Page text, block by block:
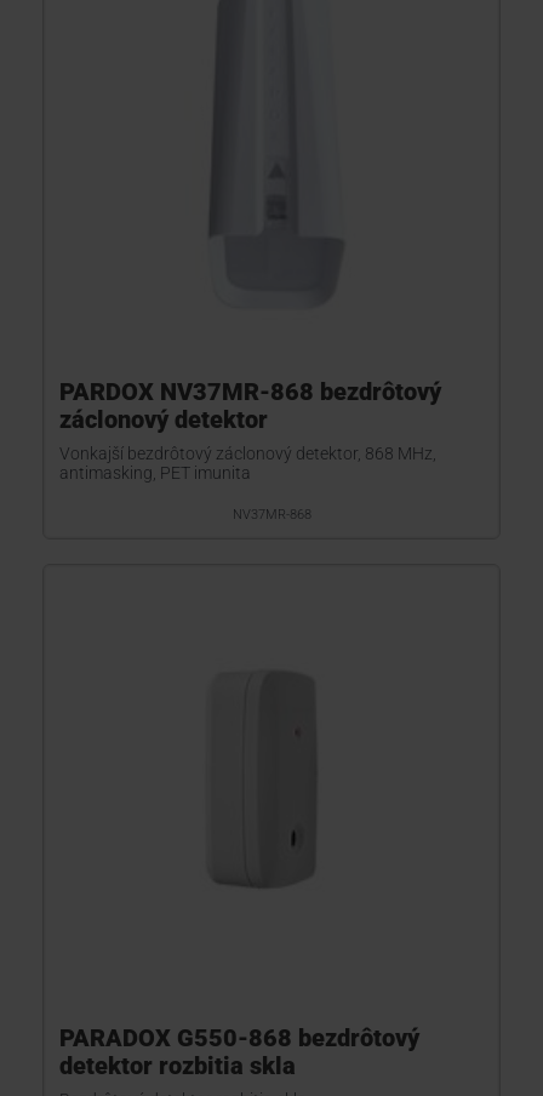
PARDOX NV37MR-868 bezdrôtový
záclonový detektor
Vonkajší bezdrôtový záclonový detektor, 868 MHz,
antimasking, PET imunita
NV37MR-868
PARADOX G550-868 bezdrôtový
detektor rozbitia skla